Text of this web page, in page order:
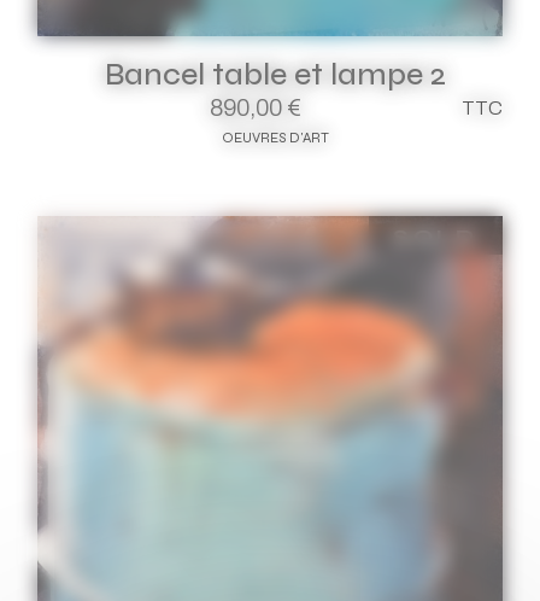
Bancel table et lampe 2
890,00 € TTC
OEUVRES D'ART